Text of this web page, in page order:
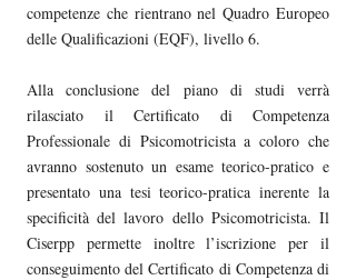
competenze che rientrano nel Quadro Europeo
delle Qualificazioni (EQF), livello 6.
Alla conclusione del piano di studi verrà
rilasciato il Certificato di Competenza
Professionale di Psicomotricista a coloro che
avranno sostenuto un esame teorico-pratico e
presentato una tesi teorico-pratica inerente la
specificità del lavoro dello Psicomotricista. Il
Ciserpp permette inoltre l’iscrizione per il
conseguimento del Certificato di Competenza di